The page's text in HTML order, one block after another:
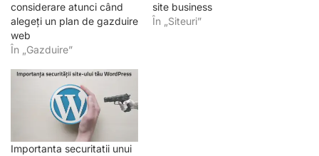
considerare atunci când
alegeți un plan de gazduire
web
În „Gazduire”
site business
În „Siteuri”
Importanta securitatii unui